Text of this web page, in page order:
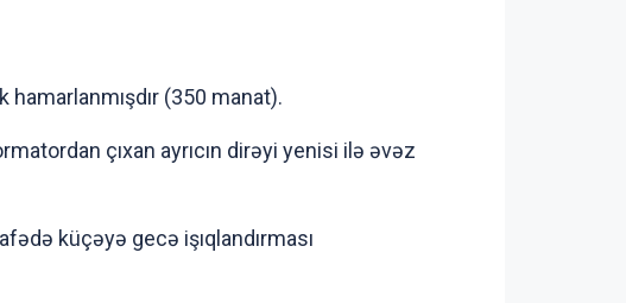
(350 manat).
çıxan ayrıcın dirəyi yenisi ilə əvəz
küçəyə gecə işıqlandırması